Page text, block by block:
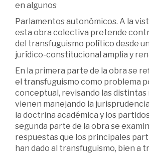
en algunos
Parlamentos autonómicos. A la
esta obra colectiva pretende
del transfuguismo político desde
jurídico-constitucional amplia y
En la primera parte de la obra se
el transfuguismo como problema
conceptual, revisando las distintas
vienen manejando la
la doctrina académica y los
segunda parte de la obra se
respuestas que los principales
han dado al transfuguismo, bien a